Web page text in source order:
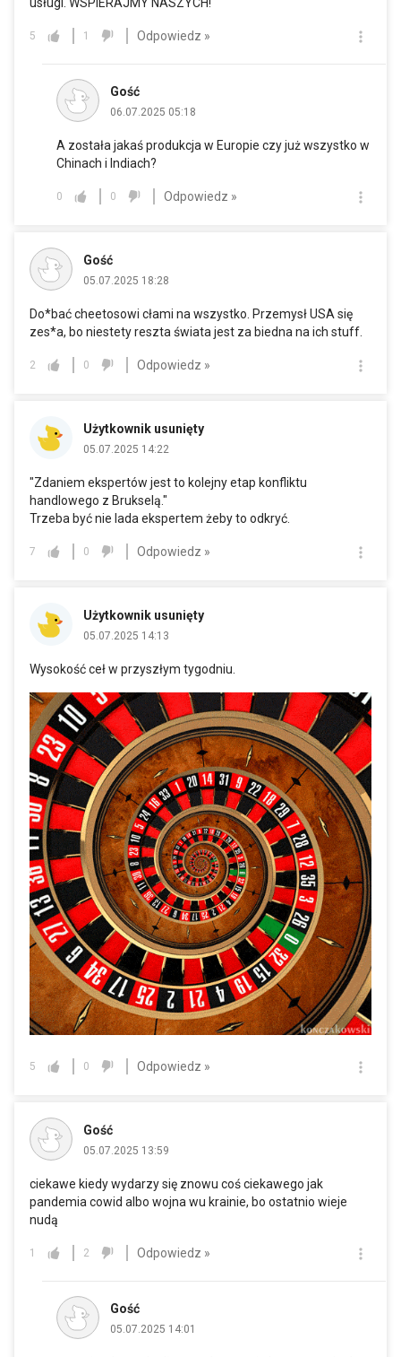
usługi. WSPIERAJMY NASZYCH!
5 1 Odpowiedz »
Gość
06.07.2025 05:18
A została jakaś produkcja w Europie czy już wszystko w
Chinach i Indiach?
0 0 Odpowiedz »
Gość
05.07.2025 18:28
Do*bać cheetosowi cłami na wszystko. Przemysł USA się
zes*a, bo niestety reszta świata jest za biedna na ich stuff.
2 0 Odpowiedz »
Użytkownik usunięty
05.07.2025 14:22
"Zdaniem ekspertów jest to kolejny etap konfliktu
handlowego z Brukselą."
Trzeba być nie lada ekspertem żeby to odkryć.
7 0 Odpowiedz »
Użytkownik usunięty
05.07.2025 14:13
Wysokość ceł w przyszłym tygodniu.
5 0 Odpowiedz »
Gość
05.07.2025 13:59
ciekawe kiedy wydarzy się znowu coś ciekawego jak
pandemia cowid albo wojna wu krainie, bo ostatnio wieje
nudą
1 2 Odpowiedz »
Gość
05.07.2025 14:01